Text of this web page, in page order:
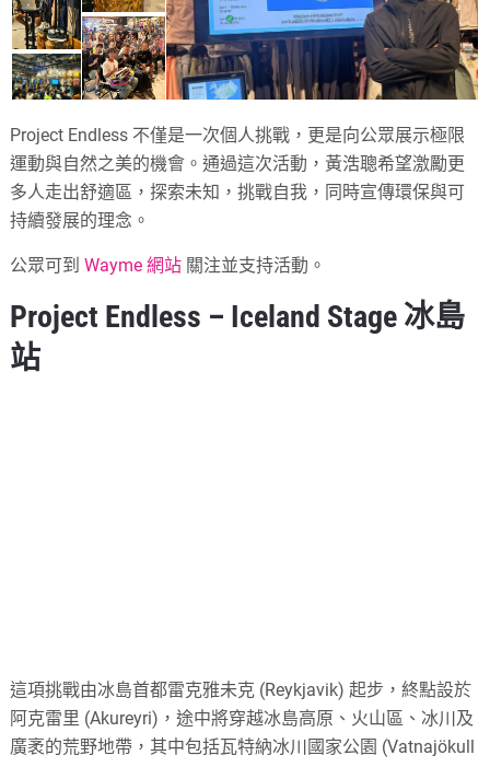
Project Endless 不僅是一次個人挑戰，更是向公眾展示極限
運動與自然之美的機會。通過這次活動，黃浩聰希望激勵更
多人走出舒適區，探索未知，挑戰自我，同時宣傳環保與可
持續發展的理念。
公眾可到Wayme 網站 關注並支持活動。
Project Endless – Iceland Stage 冰島
站
這項挑戰由冰島首都雷克雅未克 (Reykjavik) 起步，終點設於
阿克雷里 (Akureyri)，途中將穿越冰島高原、火山區、冰川及
廣袤的荒野地帶，其中包括瓦特納冰川國家公園 (Vatnajökull